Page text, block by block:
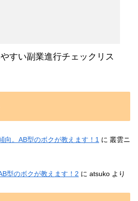
すい副業進行チェックリス
向。AB型のボクが教えます！1 に 叢雲ニ
型のボクが教えます！2 に atsuko より